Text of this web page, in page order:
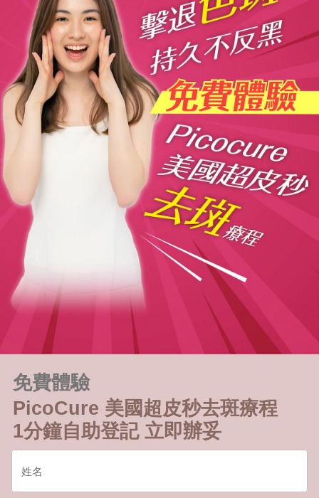
免費體驗
PicoCure 美國超皮秒去斑療程
1分鐘自助登記 立即辦妥